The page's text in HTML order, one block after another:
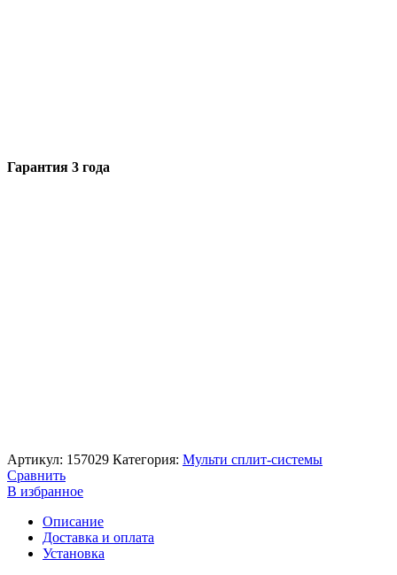
Гарантия 3 года
Артикул: 157029 Категория: Мульти сплит-системы
Сравнить
В избранное
Описание
Доставка и оплата
Установка